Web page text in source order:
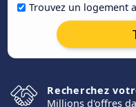
Trouvez un logement
Recherchez
Millions d'offres